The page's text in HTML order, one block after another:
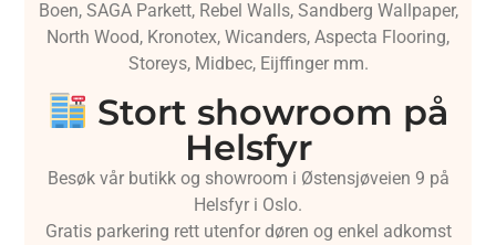
Boen, SAGA Parkett, Rebel Walls, Sandberg Wallpaper,
North Wood, Kronotex, Wicanders, Aspecta Flooring,
Storeys, Midbec, Eijffinger mm.
Stort showroom på
Helsfyr
Besøk vår butikk og showroom i Østensjøveien 9 på
Helsfyr i Oslo.
Gratis parkering rett utenfor døren og enkel adkomst